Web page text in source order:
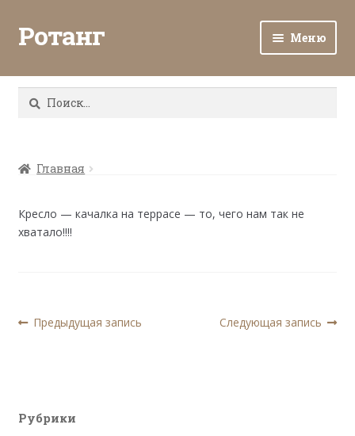
Ротанг Меню
Каталог
Ротанг оптом
Найти:
Главная
Кресло — качалка на террасе — то, чего нам так не
хватало!!!!
Навигация
Предыдущая
Предыдущая запись
Следующая
Следующая запись
Рубрики